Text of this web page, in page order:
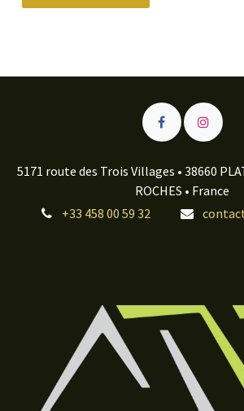
5171 route des Trois Villages • 38660
ROCHES • France
+33 458 00 59 32